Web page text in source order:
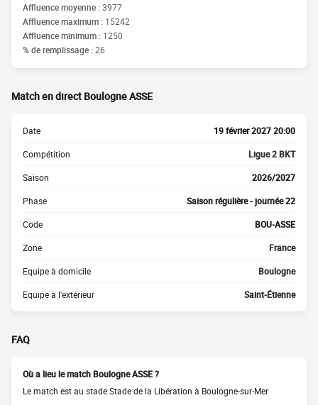
Affluence moyenne :3977
Affluence maximum : 15242
Affluence minimum : 1250
% de remplissage :26
Match en direct Boulogne ASSE
Date 19 février 2027 20:00
Compétition Ligue 2 BKT
Saison 2026/2027
Phase Saison régulière - journée 22
Code BOU-ASSE
Zone France
Equipe à domicile Boulogne
Equipe à l'extérieur Saint-Étienne
FAQ
Où a lieu le match Boulogne ASSE ?
Le match est au stade Stade de la Libération à Boulogne-sur-Mer